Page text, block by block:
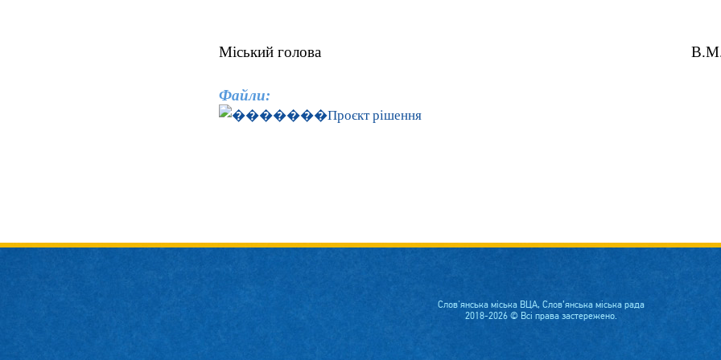
Міський голова В.М.
Файли:
Проєкт рішення
Слов'янська міська ВЦА, Слов’янська міська рада
2018-2026 © Всі права застережено.